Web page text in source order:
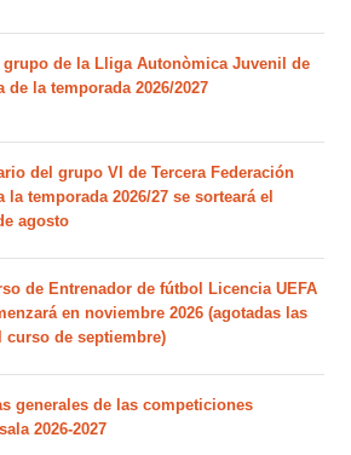
grupo de la Lliga Autonòmica Juvenil de
de la temporada 2026/2027
del grupo VI de Tercera Federación
la temporada 2026/27 se sorteará el
agosto
de Entrenador de fútbol Licencia UEFA
en noviembre 2026 (agotadas las
curso de septiembre)
generales de las competiciones
2026-2027